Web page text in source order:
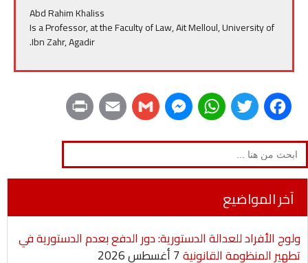
Abd Rahim Khaliss
Is a Professor, at the Faculty of Law, Ait Melloul, University of
Ibn Zahr, Agadir.
F
a
c
e
b
o
T
w
i
t
t
e
W
h
a
s
A
M
e
s
e
n
G
m
a
l
E
m
a
l
r
i
t
Search
for:
آخر المواضيع
ولوج الأفراد للعدالة الدستورية: دور الدفع بعدم الدستورية في
تطهير المنظومة القانونية7 أغسطس 2026